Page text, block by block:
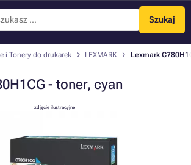
Szukaj
Menu
i Tonery do drukarek LEXMARK Lexmark
- toner, cyan
zdjęcie ilustracyjne